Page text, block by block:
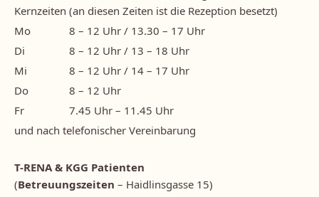
Kernzeiten (an diesen Zeiten ist die Rezeption besetzt)
Mo
8 – 12 Uhr / 13.30 – 17 Uhr
Di
8 – 12 Uhr / 13 – 18 Uhr
Mi
8 – 12 Uhr / 14 – 17 Uhr
Do
8 – 12 Uhr
Fr
7.45 Uhr – 11.45 Uhr
und nach telefonischer Vereinbarung
T-RENA & KGG Patienten
(Betreuungszeiten – Haidlinsgasse 15)